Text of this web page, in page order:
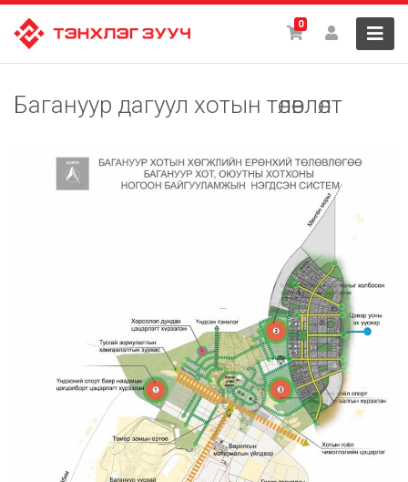
0
Багануур дагуул хотын төлөвлөлт